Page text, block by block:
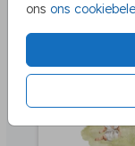
ons ons